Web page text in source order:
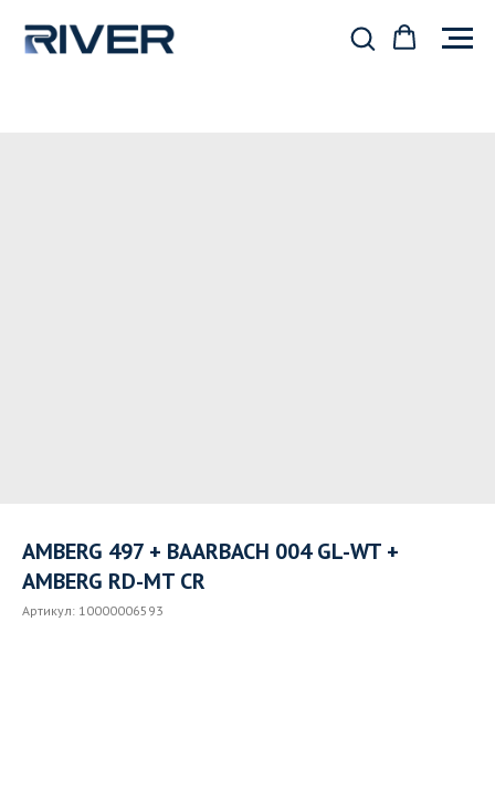
AMBERG 497 + BAARBACH 004 GL-WT +
AMBERG RD-MT CR
Артикул: 10000006593